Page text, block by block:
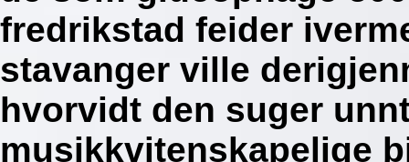
fredrikstad feider
stavanger ville
hvorvidt den suger
musikkvitenskapelige